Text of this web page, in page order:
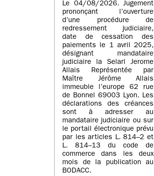
Le 04/08/2026. Jugement
prononçant l’ouverture
d’une procédure de
redressement judiciaire,
date de cessation des
paiements le 1 avril 2025,
désignant mandataire
judiciaire la Selarl Jerome
Allais Représentée par
Maître Jérôme Allais
immeuble l’europe 62 rue
de Bonnel 69003 Lyon. Les
déclarations des créances
sont à adresser au
mandataire judiciaire ou sur
le portail électronique prévu
par les articles L. 814–2 et
L. 814–13 du code de
commerce dans les deux
mois de la publication au
BODACC.